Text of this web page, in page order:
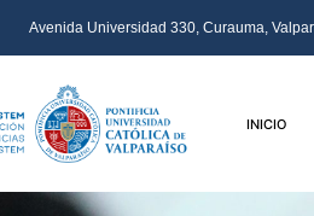
Avenida Universidad 330, Curauma,
INICIO